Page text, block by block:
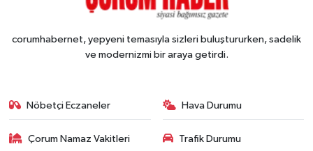
corumhabernet, yepyeni temasıyla sizleri buluştururken, sadelik
ve modernizmi bir araya getirdi.
Nöbetçi Eczaneler Hava Durumu
Çorum Namaz Vakitleri Trafik Durumu